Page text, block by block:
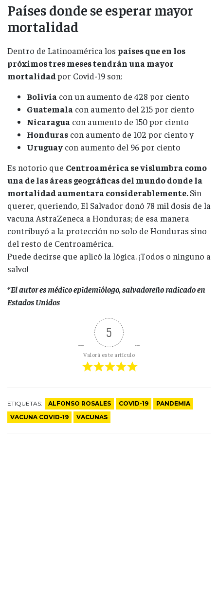
Países donde se esperar mayor
mortalidad
Dentro de Latinoamérica los países que en los
próximos tres meses tendrán una mayor
mortalidadpor Covid-19 son:
Bolivia con un aumento de 428 por ciento
Guatemala con aumento del 215 por ciento
Nicaragua con aumento de 150 por ciento
Honduras con aumento de 102 por ciento y
Uruguay con aumento del 96 por ciento
Es notorio que Centroamérica se vislumbra como
una de las áreas geográficas del mundo donde la
mortalidad aumentara considerablemente.Sin
querer, queriendo, El Salvador donó 78 mil dosis de la
vacuna AstraZeneca a Honduras; de esa manera
contribuyó a la protección no solo de Honduras sino
del resto de Centroamérica.
Puede decirse que aplicó la lógica. ¡Todos o ninguno a
salvo!
*El autor es médico epidemiólogo, salvadoreño radicado en
Estados Unidos
5
Valorá este artículo
ETIQUETAS: ALFONSO ROSALES COVID-19
PANDEMIA
VACUNA COVID-19
VACUNAS